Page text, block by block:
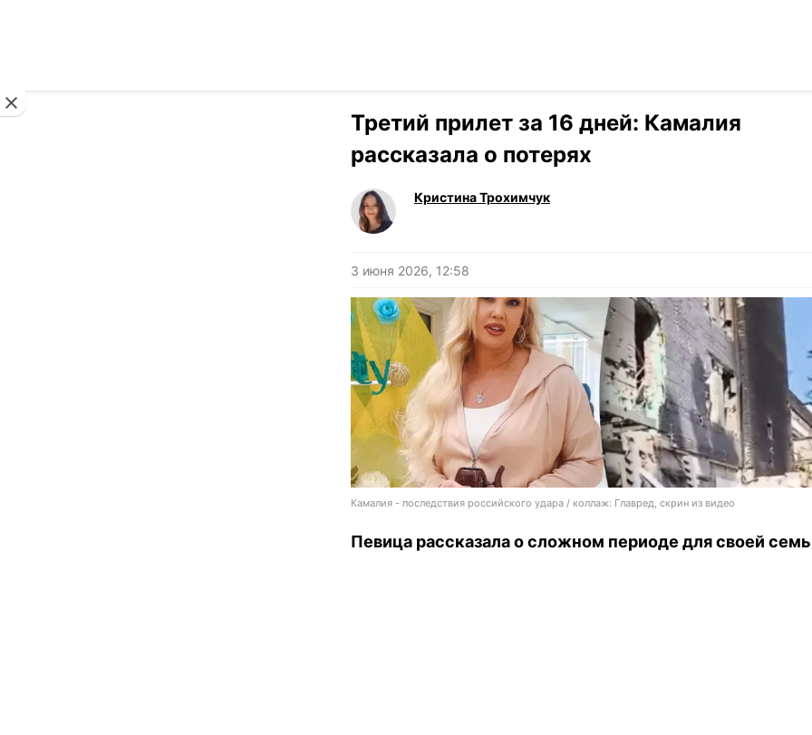
Третий прилет за 16 дней: Камалия
рассказала о потерях
Кристина Трохимчук
3 июня 2026, 12:58
Камалия - последствия российского удара / коллаж: Главред, скрин из видео
Певица рассказала о сложном периоде для своей